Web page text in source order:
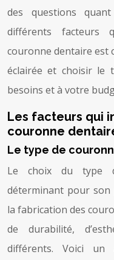
des questions
différents facteurs
couronne dentaire est
éclairée et choisir le
besoins et à votre
Les facteurs qui
couronne
Le type de
Le choix du type
déterminant pour son
la fabrication des
de durabilité,
différents. Voici